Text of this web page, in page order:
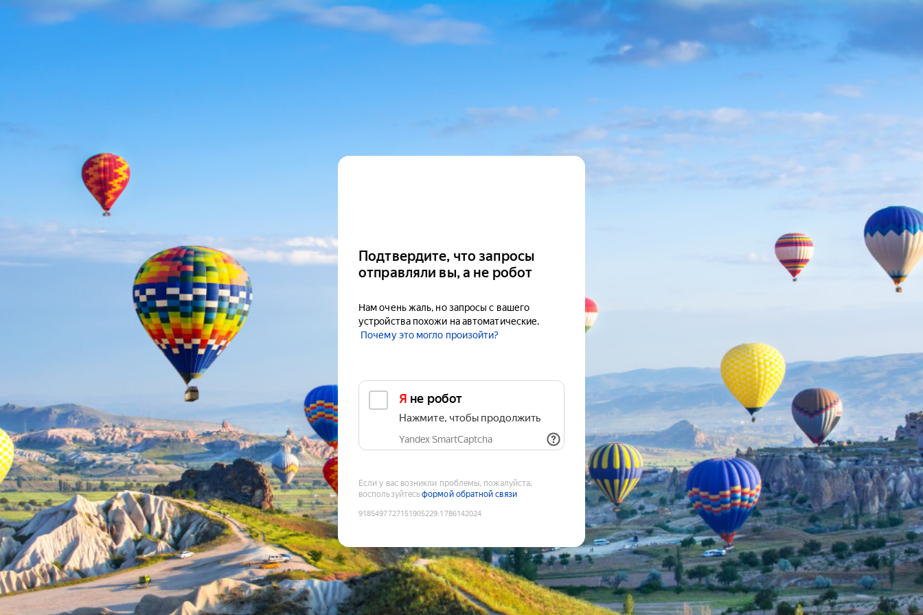
Подтвердите, что запросы
отправляли вы, а не робот
Нам очень жаль, но запросы с вашего
устройства похожи на автоматические.
Почему это могло произойти?
Я не робот
Нажмите, чтобы продолжить
Yandex SmartCaptcha
Если у вас возникли проблемы, пожалуйста,
воспользуйтесьформой обратной связи
9185497727151905229:1786142024